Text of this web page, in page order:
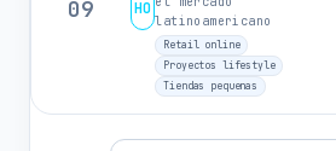
09 HO
latinoamericano
Retail online
Proyectos lifestyle
Tiendas pequenas